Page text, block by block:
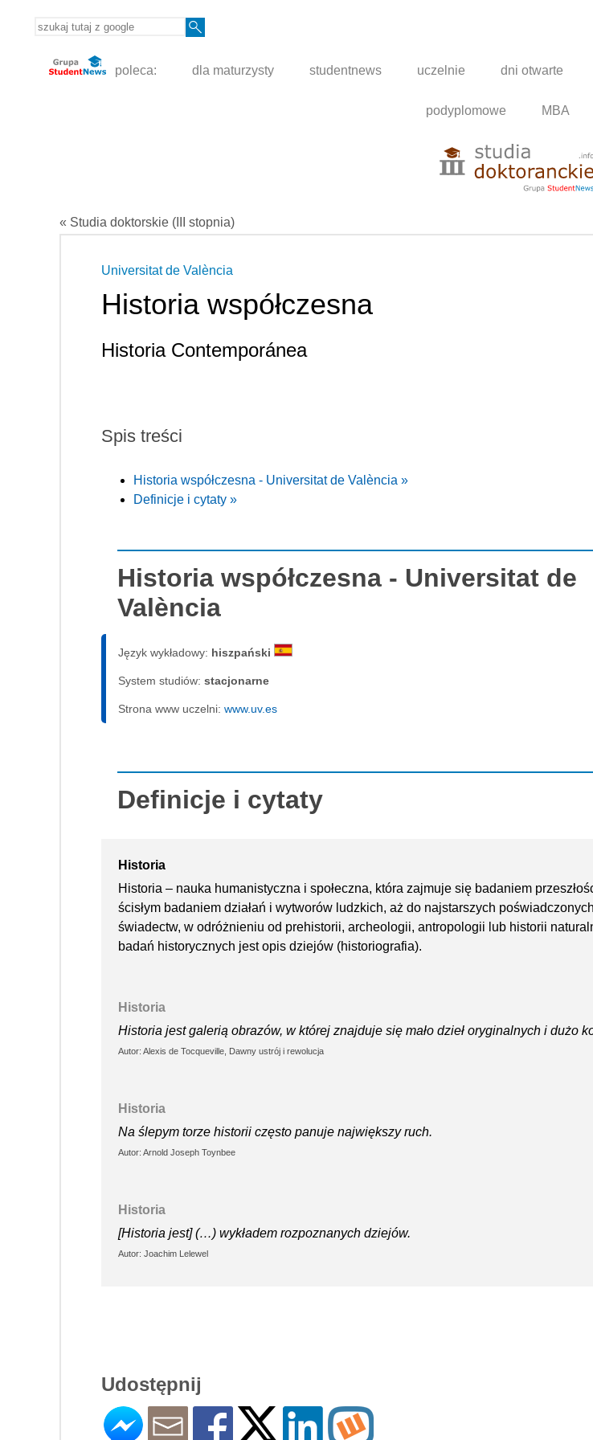
poleca: dla maturzysty studentnews uczelnie dni otwarte
podyplomowe MBA
« Studia doktorskie (III stopnia)
Universitat de València
Historia współczesna
Historia Contemporánea
Spis treści
Historia współczesna - Universitat de València »
Definicje i cytaty »
Historia współczesna - Universitat de
València
Język wykładowy: hiszpański
System studiów: sta­cjo­nar­ne
Strona www uczelni: www.uv.es
Definicje i cytaty
Historia
Historia – nauka humanistyczna i społeczna, która zajmuje się badaniem
ścisłym badaniem działań i wytworów ludzkich, aż do najstarszych
świadectw, w odróżnieniu od prehistorii, archeologii, antropologii lub historii
badań historycznych jest opis dziejów (historiografia).
Historia
Historia jest galerią obrazów, w której znajduje się mało dzieł oryginalnych i dużo
Autor: Alexis de Tocqueville, Dawny ustrój i rewolucja
Historia
Na ślepym torze historii często panuje największy ruch.
Autor: Arnold Joseph Toynbee
Historia
[Historia jest] (…) wykładem rozpoznanych dziejów.
Autor: Joachim Lelewel
Udostępnij